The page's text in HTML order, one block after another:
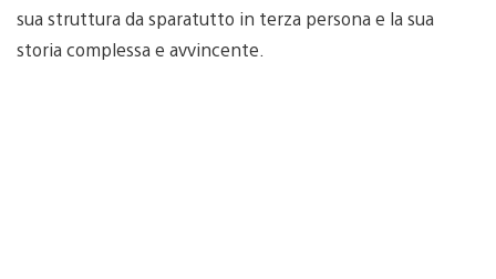
sua struttura da sparatutto in terza persona e la sua
storia complessa e avvincente.